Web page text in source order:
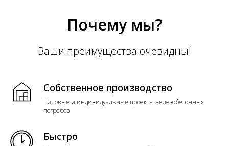
Почему мы?
Ваши преимущества очевидны!
Собственное производство
Типовые и индивидуальные проекты железобетонных
погребов
Быстро